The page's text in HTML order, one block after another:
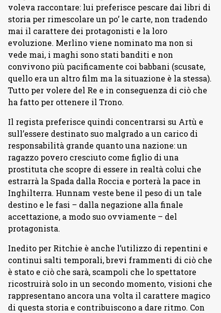
voleva raccontare: lui preferisce pescare dai libri di
storia per rimescolare un po’ le carte, non tradendo
mai il carattere dei protagonisti e la loro
evoluzione. Merlino viene nominato ma non si
vede mai, i maghi sono stati banditi e non
convivono più pacificamente coi babbani (scusate,
quello era un altro film ma la situazione è la stessa).
Tutto per volere del Re e in conseguenza di ciò che
ha fatto per ottenere il Trono.
Il regista preferisce quindi concentrarsi su Artù e
sull’essere destinato suo malgrado a un carico di
responsabilità grande quanto una nazione: un
ragazzo povero cresciuto come figlio di una
prostituta che scopre di essere in realtà colui che
estrarrà la Spada dalla Roccia e porterà la pace in
Inghilterra. Hunnam veste bene il peso di un tale
destino e le fasi – dalla negazione alla finale
accettazione, a modo suo ovviamente – del
protagonista.
Inedito per Ritchie è anche l’utilizzo di repentini e
continui salti temporali, brevi frammenti di ciò che
è stato e ciò che sarà, scampoli che lo spettatore
ricostruirà solo in un secondo momento, visioni che
rappresentano ancora una volta il carattere magico
di questa storia e contribuiscono a dare ritmo. Con